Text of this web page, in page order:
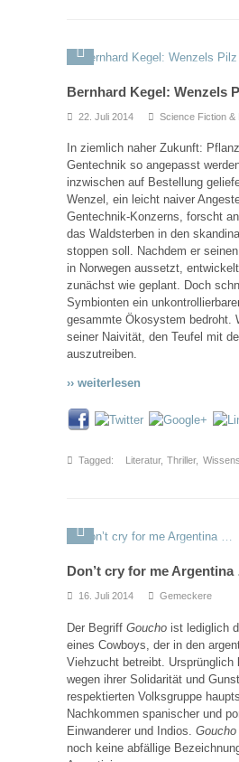
Bernhard Kegel: Wenzels
22. Juli 2014 Science Fiction &
In ziemlich naher Zukunft:
Gentechnik so angepasst
inzwischen auf Bestellung
Wenzel, ein leicht naiver
Gentechnik-Konzerns, forscht
das Waldsterben in den
stoppen soll. Nachdem er seinen
in Norwegen aussetzt,
zunächst wie geplant. Doch
Symbionten ein
gesammte Ökosystem bedroht.
seiner Naivität, den Teufel mit
auszutreiben.
›› weiterlesen
Tagged: Literatur, Thriller,
Don’t cry for me
16. Juli 2014 Gemeckere
Der Begriff Goucho ist lediglich
eines Cowboys, der in den
Viehzucht betreibt. Ursprünglich
wegen ihrer Solidarität und
respektierten Volksgruppe
Nachkommen spanischer und
Einwanderer und Indios. Goucho
noch keine abfällige